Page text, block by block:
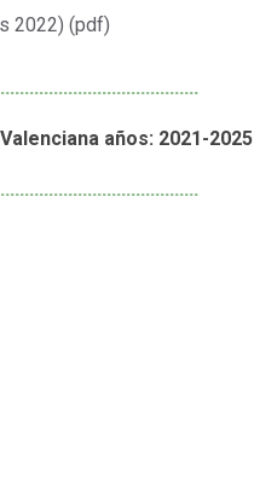
2022) (pdf)
años: 2021-2025